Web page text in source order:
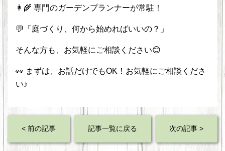
👩‍🌾 専門のガーデンプランナーが常駐！
💬「庭づくり、何から始めればいいの？」
そんな方も、お気軽にご相談ください😊
👀 まずは、お話だけでもOK！お気軽にご相談くださ
い♪
< 前の記事 記事一覧に戻る 次の記事 >